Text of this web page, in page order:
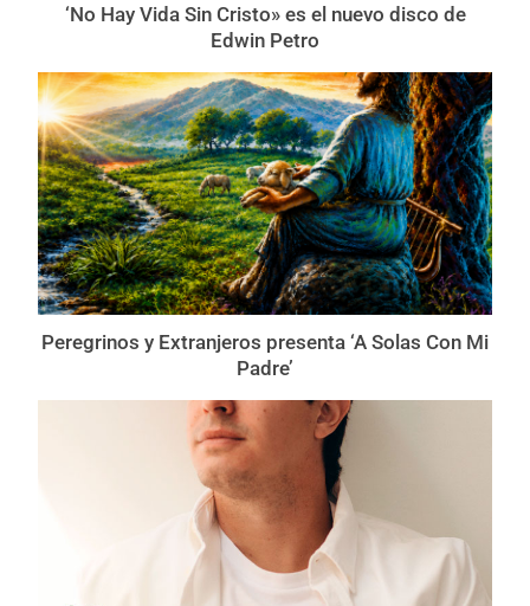
‘No Hay Vida Sin Cristo» es el nuevo disco de
Edwin Petro
Peregrinos y Extranjeros presenta ‘A Solas Con Mi
Padre’